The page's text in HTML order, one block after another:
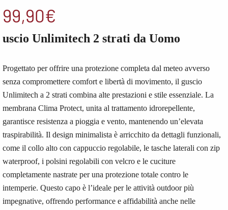
99,90€
uscio Unlimitech 2 strati da Uomo
Progettato per offrire una protezione completa dal meteo avverso
senza compromettere comfort e libertà di movimento, il guscio
Unlimitech a 2 strati combina alte prestazioni e stile essenziale. La
membrana Clima Protect, unita al trattamento idrorepellente,
garantisce resistenza a pioggia e vento, mantenendo un’elevata
traspirabilità. Il design minimalista è arricchito da dettagli funzionali,
come il collo alto con cappuccio regolabile, le tasche laterali con zip
waterproof, i polsini regolabili con velcro e le cuciture
completamente nastrate per una protezione totale contro le
intemperie. Questo capo è l’ideale per le attività outdoor più
impegnative, offrendo performance e affidabilità anche nelle